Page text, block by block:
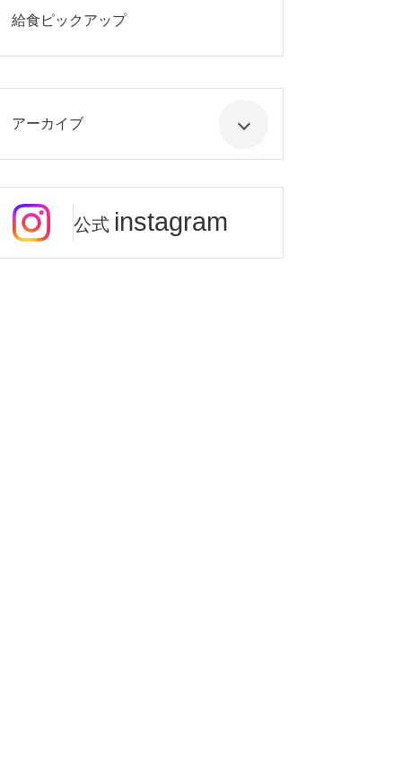
給食ピックアップ
アーカイブ
公式 instagram